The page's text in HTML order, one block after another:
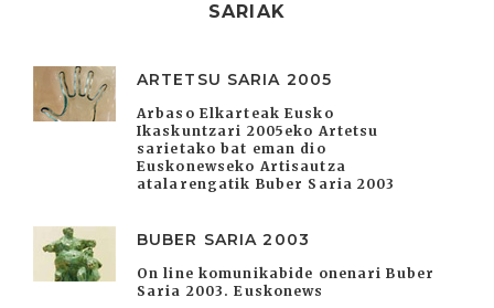
SARIAK
ARTETSU SARIA 2005
Arbaso Elkarteak Eusko
Ikaskuntzari 2005eko Artetsu
sarietako bat eman dio
Euskonewseko Artisautza
atalarengatik Buber Saria 2003
BUBER SARIA 2003
On line komunikabide onenari Buber
Saria 2003. Euskonews